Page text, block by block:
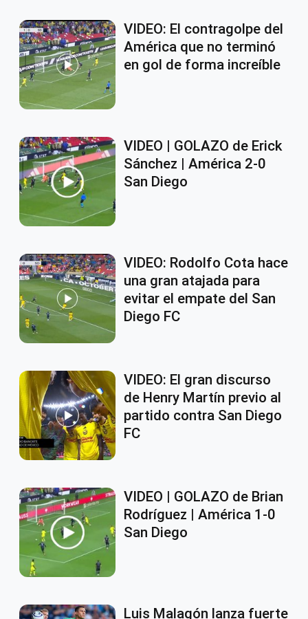
VIDEO: El contragolpe del
América que no terminó
en gol de forma increíble
VIDEO | GOLAZO de Erick
Sánchez | América 2-0
San Diego
VIDEO: Rodolfo Cota hace
una gran atajada para
evitar el empate del San
Diego FC
VIDEO: El gran discurso
de Henry Martín previo al
partido contra San Diego
FC
VIDEO | GOLAZO de Brian
Rodríguez | América 1-0
San Diego
Luis Malagón lanza fuerte